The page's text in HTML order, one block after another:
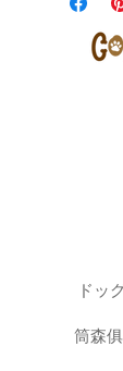
ご選択くだ
※店舗受
択いただ
後する場
由がない
また、当
リンクい
グにより
ドッ
筒森